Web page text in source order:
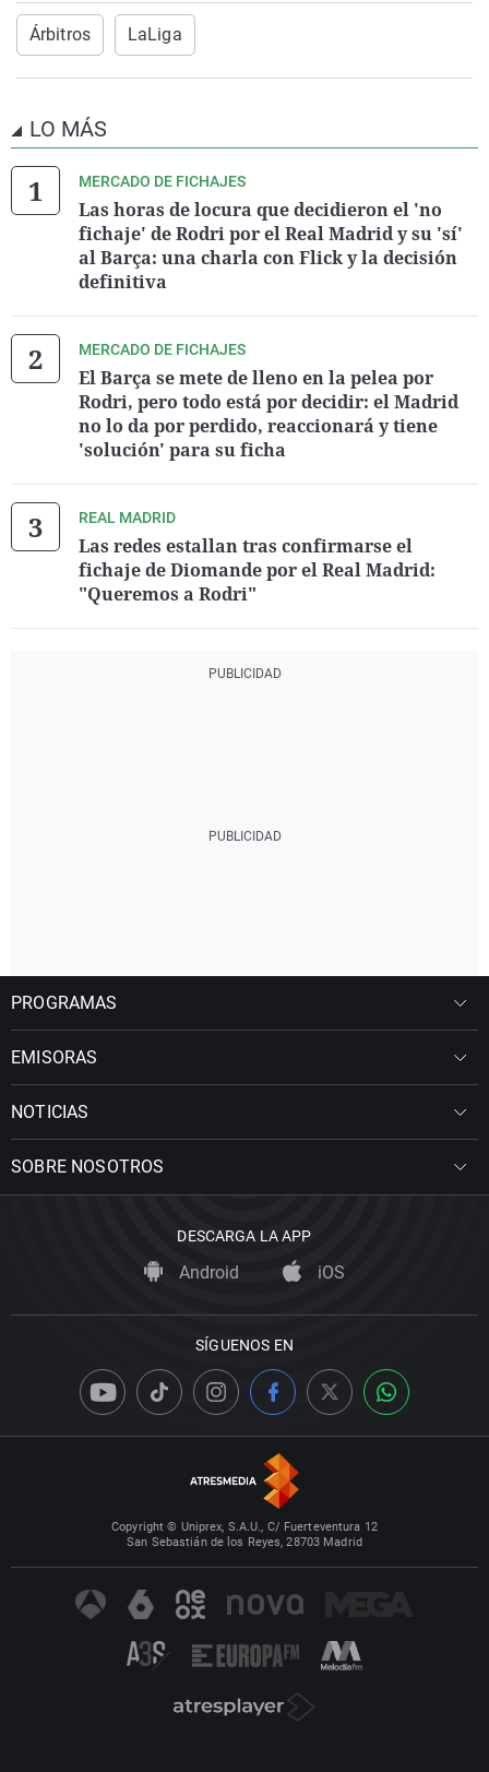
Árbitros LaLiga
LO MÁS
MERCADO DE FICHAJES
Las horas de locura que decidieron el 'no
fichaje' de Rodri por el Real Madrid y su 'sí'
al Barça: una charla con Flick y la decisión
definitiva
MERCADO DE FICHAJES
El Barça se mete de lleno en la pelea por
Rodri, pero todo está por decidir: el Madrid
no lo da por perdido, reaccionará y tiene
'solución' para su ficha
REAL MADRID
Las redes estallan tras confirmarse el
fichaje de Diomande por el Real Madrid:
"Queremos a Rodri"
PROGRAMAS
EMISORAS
NOTICIAS
SOBRE NOSOTROS
DESCARGA LA APP
Android iOS
SÍGUENOS EN
Copyright © Uniprex, S.A.U., C/ Fuerteventura 12
San Sebastián de los Reyes, 28703 Madrid